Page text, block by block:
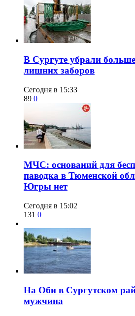
​В Сургуте убрали
лишних заборов
Сегодня в 15:33
89 0
​МЧС: оснований для
паводка в Тюменской
Югры нет
Сегодня в 15:02
131 0
​На Оби в Сургутском
мужчина